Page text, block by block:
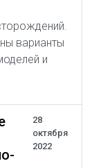
варианты
и
28
октября
2022